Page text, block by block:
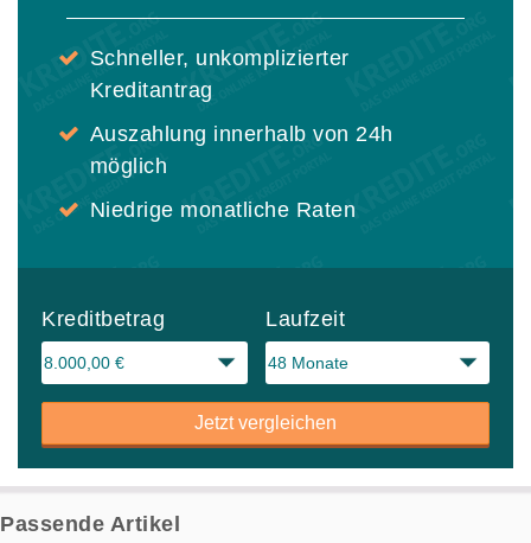
Schneller, unkomplizierter
Kreditantrag
Auszahlung innerhalb von 24h
möglich
Niedrige monatliche Raten
Kreditbetrag Laufzeit
Jetzt vergleichen
Passende Artikel